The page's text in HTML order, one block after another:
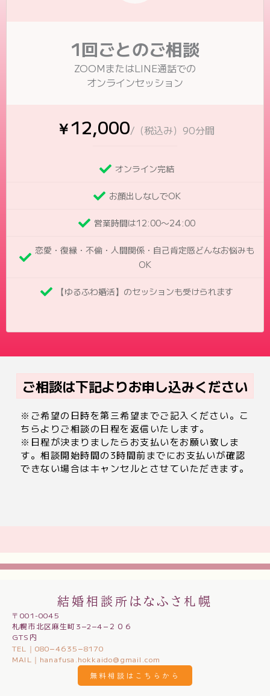
1回ごとのご相談
ZOOMまたはLINE通話での
オンラインセッション
￥12,000/（税込み）90分間
オンライン完結
お顔出しなしでOK
営業時間は12:00〜24:00
恋愛・復縁・不倫・人間関係・自己肯定感どんなお悩みも
OK
【ゆるふわ婚活】のセッションも受けられます
ご相談は下記よりお申し込みください
※ご希望の日時を第三希望までご記入ください。こ
ちらよりご相談の日程を返信いたします。
※日程が決まりましたらお支払いをお願い致しま
す。相談開始時間の3時間前までにお支払いが確認
できない場合はキャンセルとさせていただきます。
結婚相談所はなふさ札幌
〒001-0045
札幌市北区麻生町3−2−4−２０６
GTS内
TEL｜080−4635−8170
MAIL｜hanafusa.hokkaido@gmail.com
無料相談はこちらから